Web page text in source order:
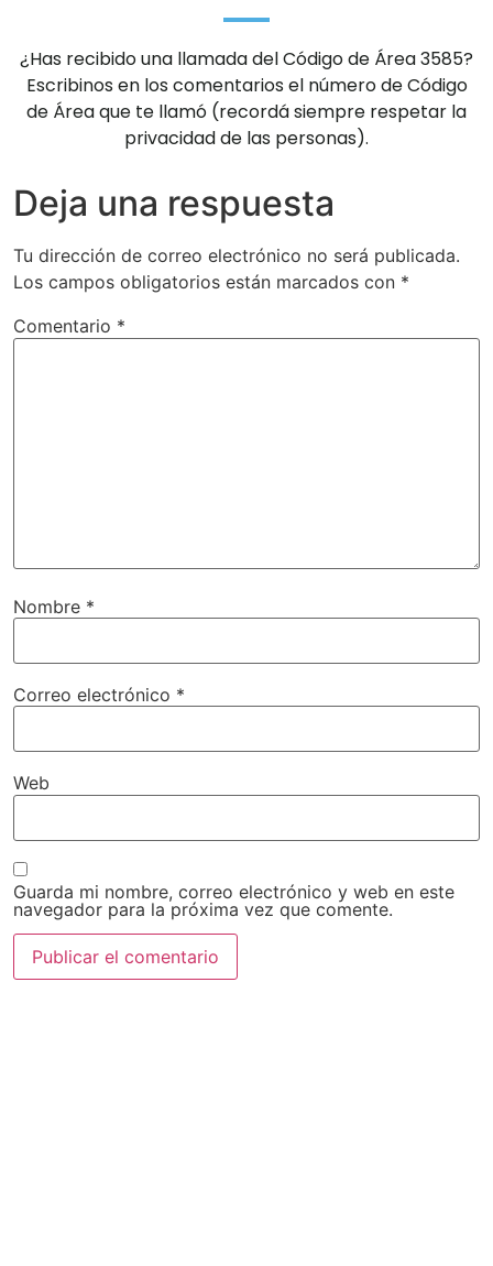
¿Has recibido una llamada del Código de Área 3585?
Escribinos en los comentarios el número de Código
de Área que te llamó (recordá siempre respetar la
privacidad de las personas).
Deja una respuesta
Tu dirección de correo electrónico no será publicada.
Los campos obligatorios están marcados con *
Comentario *
Nombre *
Correo electrónico *
Web
Guarda mi nombre, correo electrónico y web en este
navegador para la próxima vez que comente.